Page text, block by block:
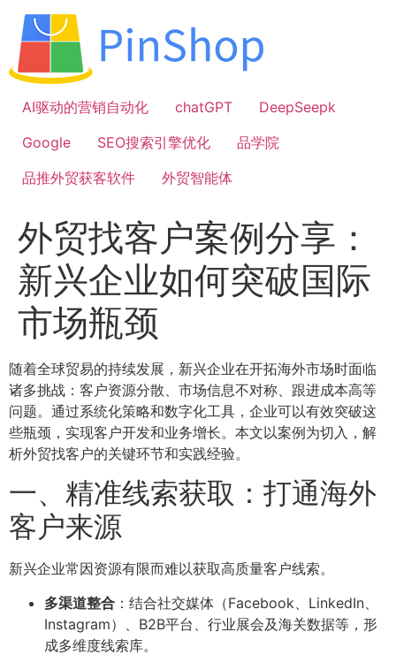
容
AI驱动的营销自动化
chatGPT
DeepSeepk
Google
SEO搜索引擎优化
品学院
品推外贸获客软件
外贸智能体
外贸找客户案例分享：
新兴企业如何突破国际
市场瓶颈
随着全球贸易的持续发展，新兴企业在开拓海外市场时面临
诸多挑战：客户资源分散、市场信息不对称、跟进成本高等
问题。通过系统化策略和数字化工具，企业可以有效突破这
些瓶颈，实现客户开发和业务增长。本文以案例为切入，解
析外贸找客户的关键环节和实践经验。
一、精准线索获取：打通海外
客户来源
新兴企业常因资源有限而难以获取高质量客户线索。
多渠道整合 ：结合社交媒体（Facebook、LinkedIn、
Instagram）、B2B平台、行业展会及海关数据等，形
成多维度线索库。